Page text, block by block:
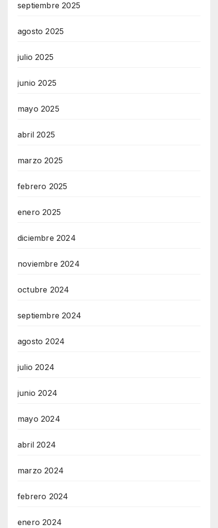
septiembre 2025
agosto 2025
julio 2025
junio 2025
mayo 2025
abril 2025
marzo 2025
febrero 2025
enero 2025
diciembre 2024
noviembre 2024
octubre 2024
septiembre 2024
agosto 2024
julio 2024
junio 2024
mayo 2024
abril 2024
marzo 2024
febrero 2024
enero 2024